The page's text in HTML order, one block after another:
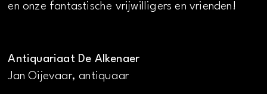
en onze fantastische vrijwilligers en vrienden!
Antiquariaat De Alkenaer
Jan Oijevaar, antiquaar